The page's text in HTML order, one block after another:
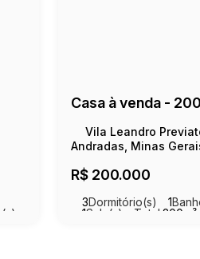
R$ 200.000
Vila Leandro
Andradas, Minas
3Dormitório(s) 1
1Sala(s) Total: 200m²